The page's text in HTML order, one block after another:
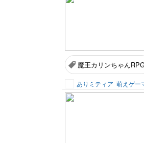
魔王カリンちゃんRPG
ありミティア 萌えゲー